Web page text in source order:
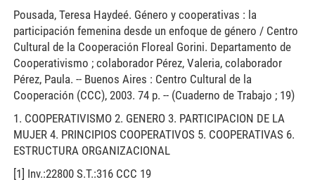
Pousada, Teresa Haydeé. Género y cooperativas : la
participación femenina desde un enfoque de género / Centro
Cultural de la Cooperación Floreal Gorini. Departamento de
Cooperativismo ; colaborador Pérez, Valeria, colaborador
Pérez, Paula. -- Buenos Aires : Centro Cultural de la
Cooperación (CCC), 2003. 74 p. -- (Cuaderno de Trabajo ; 19)
1. COOPERATIVISMO 2. GENERO 3. PARTICIPACION DE LA
MUJER 4. PRINCIPIOS COOPERATIVOS 5. COOPERATIVAS 6.
ESTRUCTURA ORGANIZACIONAL
[1] Inv.:22800 S.T.:316 CCC 19